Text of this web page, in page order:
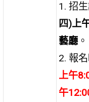
1. 招
四)上
藝廳。
2. 報名
上午
午